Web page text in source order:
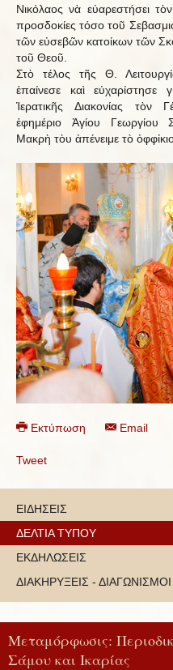
Νικόλαος νὰ εὐαρεστήσει
προσδοκίες τόσο τοῦ
τῶν εὐσεβῶν κατοίκων τῶν
τοῦ Θεοῦ.
Στὸ τέλος τῆς Θ.
ἐπαίνεσε καὶ
Ἱερατικῆς Διακονίας τὸν
ἐφημέριο Ἁγίου Γεωργίου
Μακρὴ τὸυ ἀπένειμε τὸ
Εκτύπωση Email
Tweet
ΕΙΔΗΣΕΙΣ
ΔΕΛΤΙΑ ΤΥΠΟΥ
ΕΚΔΗΛΩΣΕΙΣ
ΔΙΑΚΗΡΥΞΕΙΣ - ΔΙΑΓΩΝΙΣΜΟΙ
Μεταμόρφωσις:
Σάμου και Ικαρίας